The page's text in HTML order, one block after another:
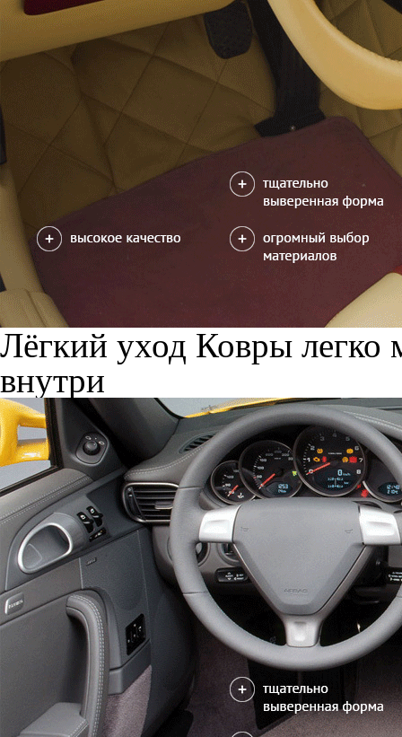
Лёгкий уход Ковры легко
внутри